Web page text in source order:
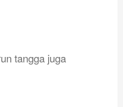
tangga juga